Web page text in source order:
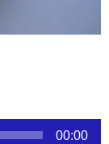
00:00